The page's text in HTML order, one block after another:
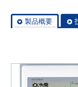
製品概要